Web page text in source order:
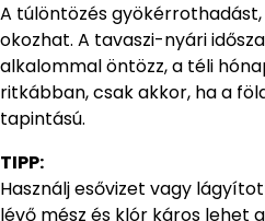
A túlöntözés
okozhat. A tavaszi-nyári
alkalommal öntözz, a téli
ritkábban, csak akkor, ha a
tapintású.
TIPP:
Használj esővizet vagy
lévő mész és klór káros lehet